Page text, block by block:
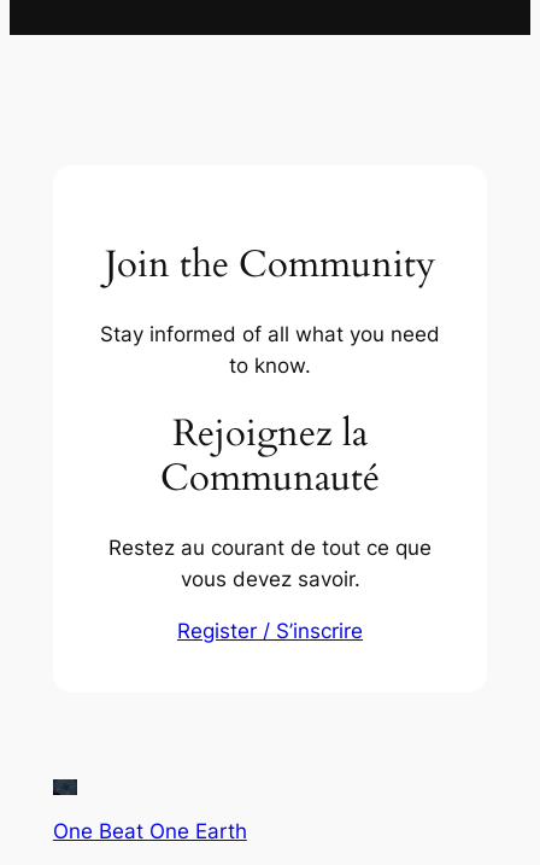
Join the Community
Stay informed of all what you need
to know.
Rejoignez la
Communauté
Restez au courant de tout ce que
vous devez savoir.
Register / S’inscrire
One Beat One Earth